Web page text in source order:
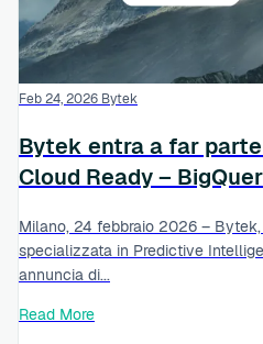
Feb 24, 2026 Bytek
Bytek entra a far
Cloud Ready –
Milano, 24 febbraio 2026 –
specializzata in Predictive
annuncia di...
Read More